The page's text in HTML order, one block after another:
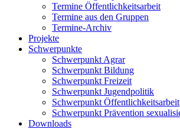
Termine Öffentlichkeitsarbeit
Termine aus den Gruppen
Termine-Archiv
Projekte
Schwerpunkte
Schwerpunkt Agrar
Schwerpunkt Bildung
Schwerpunkt Freizeit
Schwerpunkt Jugendpolitik
Schwerpunkt Öffentlichkeitsarbeit
Schwerpunkt Prävention
Downloads